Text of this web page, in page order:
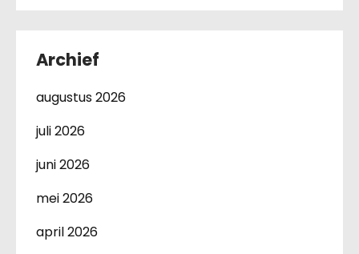
Archief
augustus 2026
juli 2026
juni 2026
mei 2026
april 2026